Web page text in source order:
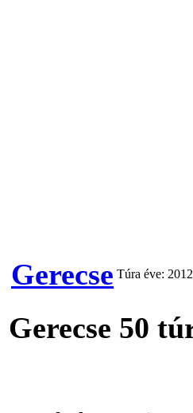
Gerecse Túra éve: 2012
Gerecse 50